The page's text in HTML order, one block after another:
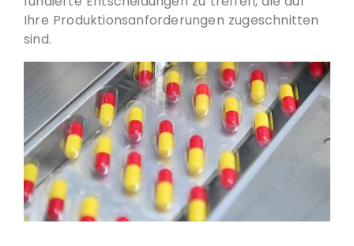
Ihre Produktionsanforderungen zugeschnitten
sind.